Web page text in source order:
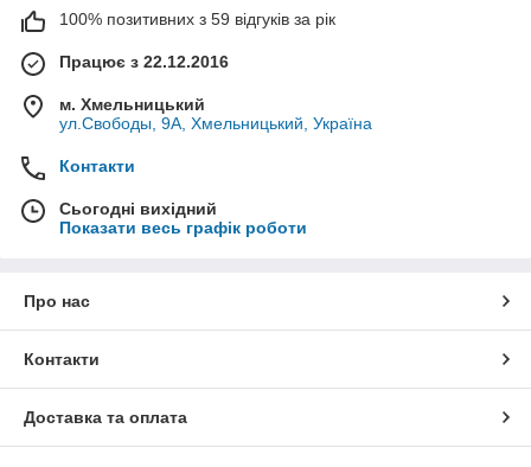
100% позитивних з 59 відгуків за рік
Працює з 22.12.2016
м. Хмельницький
ул.Свободы, 9А, Хмельницький, Україна
Контакти
Сьогодні вихідний
Показати весь графік роботи
Про нас
Контакти
Доставка та оплата